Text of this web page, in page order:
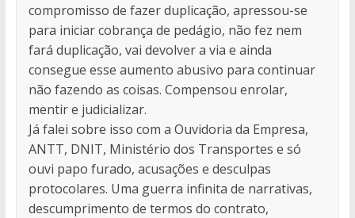
compromisso de fazer duplicação, apressou-se
para iniciar cobrança de pedágio, não fez nem
fará duplicação, vai devolver a via e ainda
consegue esse aumento abusivo para continuar
não fazendo as coisas. Compensou enrolar,
mentir e judicializar.
Já falei sobre isso com a Ouvidoria da Empresa,
ANTT, DNIT, Ministério dos Transportes e só
ouvi papo furado, acusações e desculpas
protocolares. Uma guerra infinita de narrativas,
descumprimento de termos do contrato,